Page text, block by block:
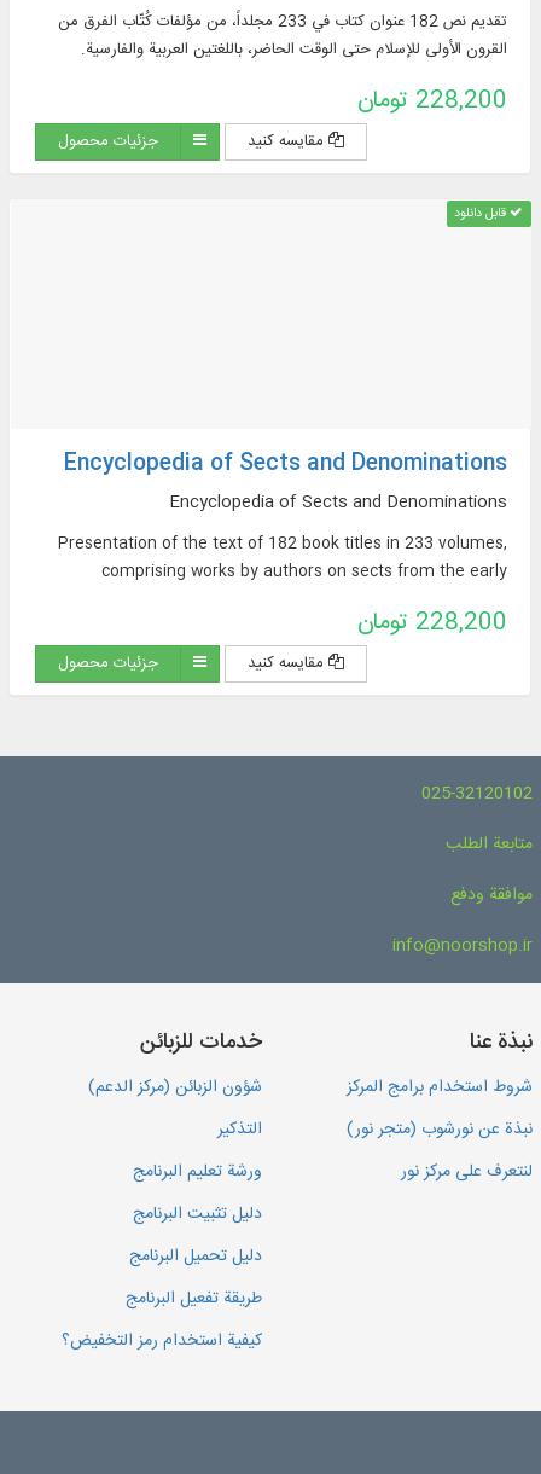
تقديم نص 182 عنوان كتاب في 233 مجلداً، من مؤلفات كُتّاب الفرق من
القرون الأولى للإسلام حتى الوقت الحاضر، باللغتين العربية والفارسية.
228,200 تومان
مقایسه کنید جزئیات محصول
قابل دانلود
Encyclopedia of Sects and Denominations
Encyclopedia of Sects and Denominations
Presentation of the text of 182 book titles in 233 volumes,
comprising works by authors on sects from the early
228,200 تومان
مقایسه کنید جزئیات محصول
025-32120102
متابعة الطلب
موافقة ودفع
info@noorshop.ir
نبذة عنا
شروط استخدام برامج المركز
نبذة عن نورشوب (متجر نور)
لنتعرف على مركز نور
خدمات للزبائن
شؤون الزبائن (مركز الدعم)
التذكير
ورشة تعليم البرنامج
دليل تثبيت البرنامج
دليل تحميل البرنامج
طريقة تفعيل البرنامج
كيفية استخدام رمز التخفيض؟